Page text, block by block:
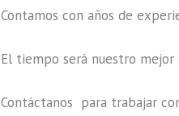
Contamos con años de
El tiempo será nuestro mejor
Contáctanos para trabajar